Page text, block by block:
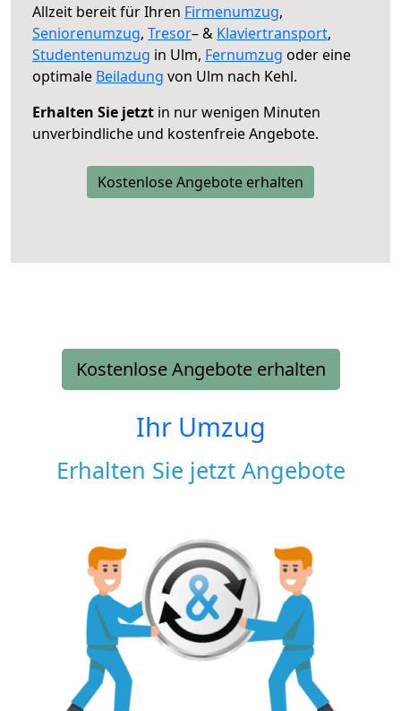
Allzeit bereit für Ihren Firmenumzug,
Seniorenumzug, Tresor– & Klaviertransport,
Studentenumzug in Ulm, Fernumzug oder eine
optimale Beiladung von Ulm nach Kehl.
Erhalten Sie jetzt in nur wenigen Minuten
unverbindliche und kostenfreie Angebote.
Kostenlose Angebote erhalten
Kostenlose Angebote erhalten
Ihr Umzug
Erhalten Sie jetzt Angebote